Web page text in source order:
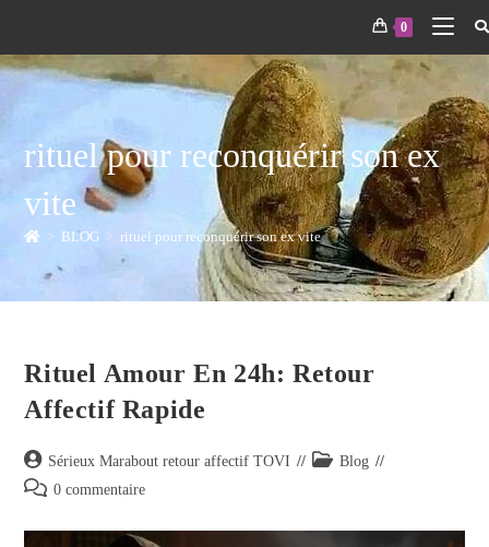
0
rituel pour reconquérir son ex
vite
> BLOG > rituel pour reconquérir son ex vite
Rituel Amour En 24h: Retour
Affectif Rapide
Sérieux Marabout retour affectif TOVI
Blog
0 commentaire